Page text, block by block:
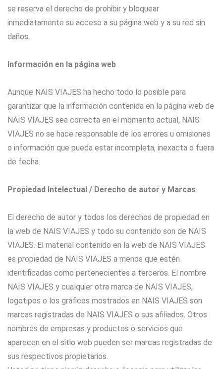
se reserva el derecho de prohibir y bloquear
inmediatamente su acceso a su página web y a su red sin
daños.
Información en la página web
Aunque NAIS VIAJES ha hecho todo lo posible para
garantizar que la información contenida en la página web de
NAIS VIAJES sea correcta en el momento actual, NAIS
VIAJES no se hace responsable de los errores u omisiones
o información que pueda estar incompleta, inexacta o fuera
de fecha.
Propiedad Intelectual / Derecho de autor y Marcas
El derecho de autor y todos los derechos de propiedad en
la web de NAIS VIAJES y todo su contenido son de NAIS
VIAJES. El material contenido en la web de NAIS VIAJES
es propiedad de NAIS VIAJES a menos que estén
identificadas como pertenecientes a terceros. El nombre
NAIS VIAJES y cualquier otra marca de NAIS VIAJES,
logotipos o los gráficos mostrados en NAIS VIAJES son
marcas registradas de NAIS VIAJES o sus afiliados. Otros
nombres de empresas y productos o servicios que
aparecen en el sitio web pueden ser marcas registradas de
sus respectivos propietarios.